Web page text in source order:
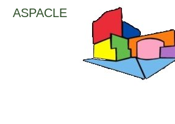
ASPACLE